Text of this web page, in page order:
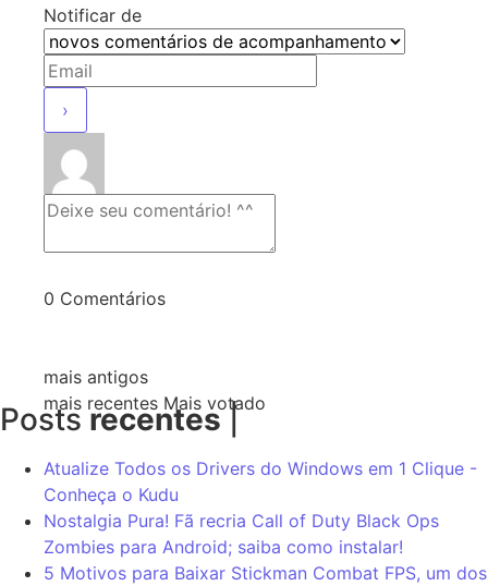
Notificar de
0 Comentários
mais antigos
mais recentes Mais votado
Posts recentes |
Atualize Todos os Drivers do Windows em 1 Clique -
Conheça o Kudu
Nostalgia Pura! Fã recria Call of Duty Black Ops
Zombies para Android; saiba como instalar!
5 Motivos para Baixar Stickman Combat FPS, um dos